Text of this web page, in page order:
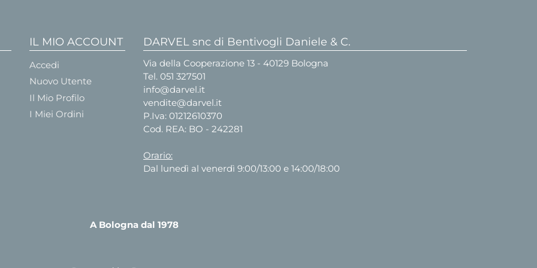
IL MIO ACCOUNT
Accedi
Nuovo Utente
Il Mio Profilo
I Miei Ordini
DARVEL snc di Bentivogli Daniele & C.
Via della Cooperazione 13 - 40129 Bologna
Tel. 051 327501
info@darvel.it
vendite@darvel.it
P.Iva: 01212610370
Cod. REA: BO - 242281
Orario:
Dal lunedì al venerdì 9:00/13:00 e 14:00/18:00
A Bologna dal 1978